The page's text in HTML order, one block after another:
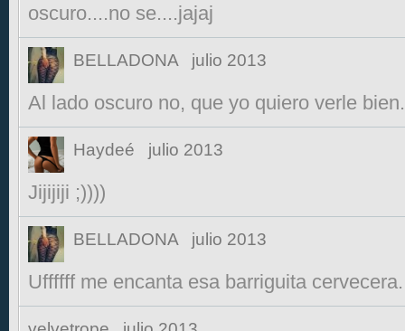
oscuro....no se....jajaj
BELLADONA julio 2013
Al lado oscuro no, que yo quiero verle
Haydeé julio 2013
Jijijiji ;))))
BELLADONA julio 2013
Uffffff me encanta esa barriguita